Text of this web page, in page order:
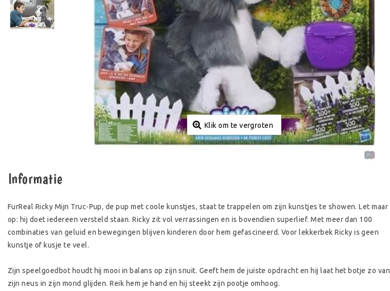
Klik om te vergroten
Informatie
FurReal Ricky Mijn Truc-Pup, de pup met coole kunstjes, staat te trappelen om zijn kunstjes te showen. Let maar
op: hij doet iedereen versteld staan. Ricky zit vol verrassingen en is bovendien superlief. Met meer dan 100
combinaties van geluid en bewegingen blijven kinderen door hem gefascineerd. Voor lekkerbek Ricky is geen
kunstje of kusje te veel.
Zijn speelgoedbot houdt hij mooi in balans op zijn snuit. Geeft hem de juiste opdracht en hij laat het botje zo van
zijn neus in zijn mond glijden. Reik hem je hand en hij steekt zijn pootje omhoog.